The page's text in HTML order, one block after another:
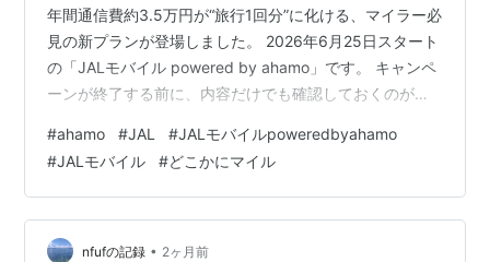
年間通信費約3.5万円が“旅行1回分”に化ける、マイラー必
見の新プランが登場しました。 2026年6月25日スタート
の「JALモバイル powered by ahamo」です。 キャンペ
ーンが終了する前に、内容だけでも確認しておくのがお
12LSP”が自動で増えます。 日常の固定費を見直すだけで
旅の質がグッと上がる、非常に魅力的な内容になってい
ます。 今回はその魅力や従来のIIJmio版との違い、契約
前に絶対に知っておくべき注意点を分かりやすくお伝え
します。 ぜひ最後まで読んで、お得にマイ…
#ahamo #JAL #JALモバイルpoweredbyahamo
#JALモバイル #どこかにマイル
nfufの記録 • 2ヶ月前